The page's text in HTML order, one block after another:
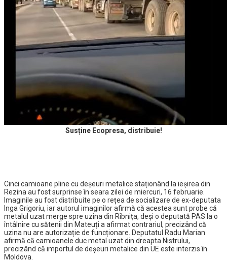
Susține Ecopresa, distribuie!
Cinci camioane pline cu deșeuri metalice staționând la ieșirea din
Rezina au fost surprinse în seara zilei de miercuri, 16 februarie.
Imaginile au fost distribuite pe o rețea de socializare de ex-deputata
Inga Grigoriu, iar autorul imaginilor afirmă că acestea sunt probe că
metalul uzat merge spre uzina din Rîbnița, deși o deputată PAS la o
întâlnire cu sătenii din Mateuți a afirmat contrariul, precizând că
uzina nu are autorizație de funcționare. Deputatul Radu Marian
afirmă că camioanele duc metal uzat din dreapta Nistrului,
precizând că importul de deșeuri metalice din UE este interzis în
Moldova.